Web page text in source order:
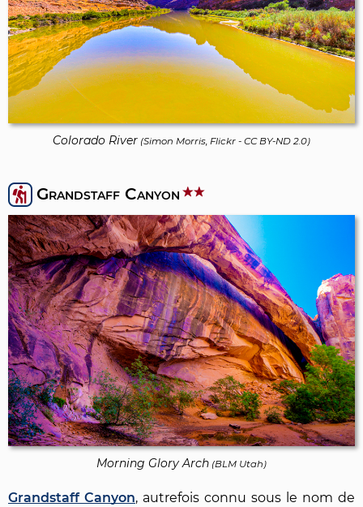
Colorado River (Simon Morris, Flickr - CC BY-ND 2.0)
Grandstaff Canyon
Morning Glory Arch (BLM Utah)
Grandstaff Canyon, autrefois connu sous le nom de